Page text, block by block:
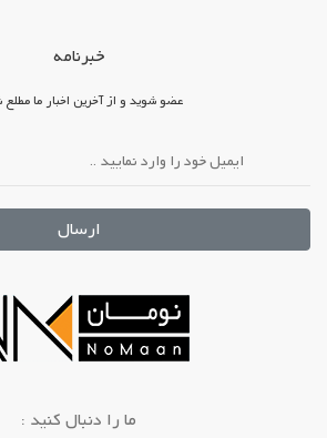
خبرنامه
عضو شوید و از آخرین اخبار ما
ارسال
: ما را دنبال کنید